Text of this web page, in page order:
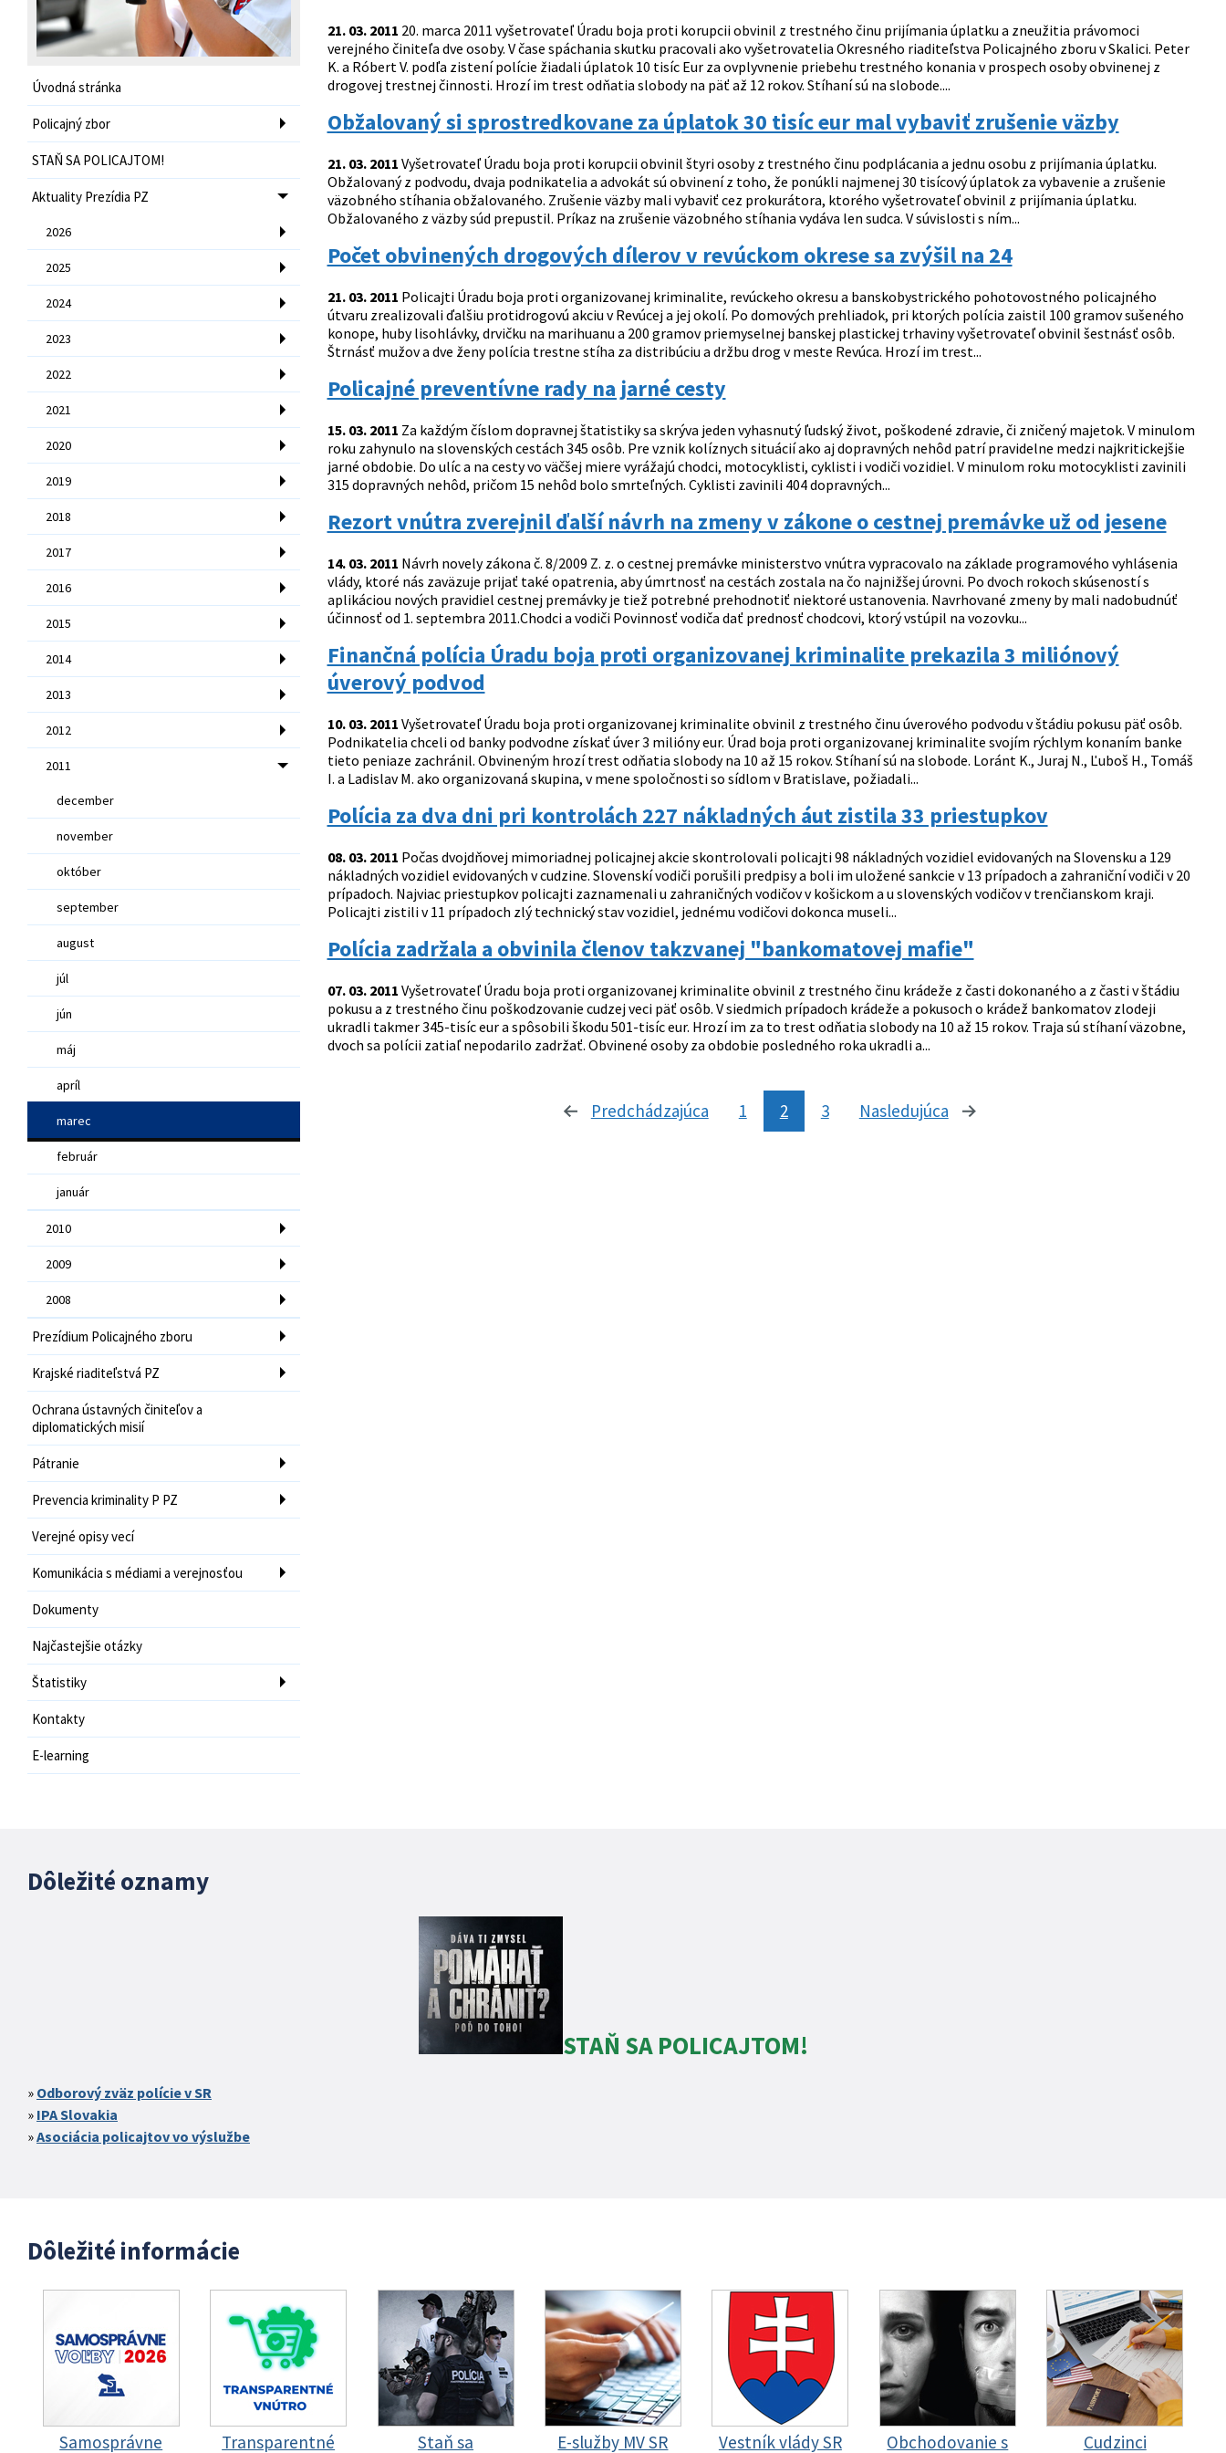
Úvodná stránka
Policajný zbor
STAŇ SA POLICAJTOM!
Aktuality Prezídia PZ
2026
2025
2024
2023
2022
2021
2020
2019
2018
2017
2016
2015
2014
2013
2012
2011
december
november
október
september
august
júl
jún
máj
apríl
marec
február
január
2010
2009
2008
Prezídium Policajného zboru
Krajské riaditeľstvá PZ
Ochrana ústavných činiteľov a
diplomatických misií
Pátranie
Prevencia kriminality P PZ
Verejné opisy vecí
Komunikácia s médiami a verejnosťou
Dokumenty
Najčastejšie otázky
Štatistiky
Kontakty
E-learning
21. 03. 2011 20. marca 2011 vyšetrovateľ Úradu boja proti korupcii obvinil z trestného činu prijímania úplatku a zneužitia právomoci
verejného činiteľa dve osoby. V čase spáchania skutku pracovali ako vyšetrovatelia Okresného riaditeľstva Policajného zboru v Skalici. Peter
K. a Róbert V. podľa zistení polície žiadali úplatok 10 tisíc Eur za ovplyvnenie priebehu trestného konania v prospech osoby obvinenej z
drogovej trestnej činnosti. Hrozí im trest odňatia slobody na päť až 12 rokov. Stíhaní sú na slobode....
Obžalovaný si sprostredkovane za úplatok 30 tisíc eur mal vybaviť zrušenie väzby
21. 03. 2011 Vyšetrovateľ Úradu boja proti korupcii obvinil štyri osoby z trestného činu podplácania a jednu osobu z prijímania úplatku.
Obžalovaný z podvodu, dvaja podnikatelia a advokát sú obvinení z toho, že ponúkli najmenej 30 tisícový úplatok za vybavenie a zrušenie
väzobného stíhania obžalovaného. Zrušenie väzby mali vybaviť cez prokurátora, ktorého vyšetrovateľ obvinil z prijímania úplatku.
Obžalovaného z väzby súd prepustil. Príkaz na zrušenie väzobného stíhania vydáva len sudca. V súvislosti s ním...
Počet obvinených drogových dílerov v revúckom okrese sa zvýšil na 24
21. 03. 2011 Policajti Úradu boja proti organizovanej kriminalite, revúckeho okresu a banskobystrického pohotovostného policajného
útvaru zrealizovali ďalšiu protidrogovú akciu v Revúcej a jej okolí. Po domových prehliadok, pri ktorých polícia zaistil 100 gramov sušeného
konope, huby lisohlávky, drvičku na marihuanu a 200 gramov priemyselnej banskej plastickej trhaviny vyšetrovateľ obvinil šestnásť osôb.
Štrnásť mužov a dve ženy polícia trestne stíha za distribúciu a držbu drog v meste Revúca. Hrozí im trest...
Policajné preventívne rady na jarné cesty
15. 03. 2011 Za každým číslom dopravnej štatistiky sa skrýva jeden vyhasnutý ľudský život, poškodené zdravie, či zničený majetok. V minulom
roku zahynulo na slovenských cestách 345 osôb. Pre vznik kolíznych situácií ako aj dopravných nehôd patrí pravidelne medzi najkritickejšie
jarné obdobie. Do ulíc a na cesty vo väčšej miere vyrážajú chodci, motocyklisti, cyklisti i vodiči vozidiel. V minulom roku motocyklisti zavinili
315 dopravných nehôd, pričom 15 nehôd bolo smrteľných. Cyklisti zavinili 404 dopravných...
Rezort vnútra zverejnil ďalší návrh na zmeny v zákone o cestnej premávke už od jesene
14. 03. 2011 Návrh novely zákona č. 8/2009 Z. z. o cestnej premávke ministerstvo vnútra vypracovalo na základe programového vyhlásenia
vlády, ktoré nás zaväzuje prijať také opatrenia, aby úmrtnosť na cestách zostala na čo najnižšej úrovni. Po dvoch rokoch skúseností s
aplikáciou nových pravidiel cestnej premávky je tiež potrebné prehodnotiť niektoré ustanovenia. Navrhované zmeny by mali nadobudnúť
účinnosť od 1. septembra 2011.Chodci a vodiči Povinnosť vodiča dať prednosť chodcovi, ktorý vstúpil na vozovku...
Finančná polícia Úradu boja proti organizovanej kriminalite prekazila 3 miliónový
úverový podvod
10. 03. 2011 Vyšetrovateľ Úradu boja proti organizovanej kriminalite obvinil z trestného činu úverového podvodu v štádiu pokusu päť osôb.
Podnikatelia chceli od banky podvodne získať úver 3 milióny eur. Úrad boja proti organizovanej kriminalite svojím rýchlym konaním banke
tieto peniaze zachránil. Obvineným hrozí trest odňatia slobody na 10 až 15 rokov. Stíhaní sú na slobode. Loránt K., Juraj N., Ľuboš H., Tomáš
I. a Ladislav M. ako organizovaná skupina, v mene spoločnosti so sídlom v Bratislave, požiadali...
Polícia za dva dni pri kontrolách 227 nákladných áut zistila 33 priestupkov
08. 03. 2011 Počas dvojdňovej mimoriadnej policajnej akcie skontrolovali policajti 98 nákladných vozidiel evidovaných na Slovensku a 129
nákladných vozidiel evidovaných v cudzine. Slovenskí vodiči porušili predpisy a boli im uložené sankcie v 13 prípadoch a zahraniční vodiči v 20
prípadoch. Najviac priestupkov policajti zaznamenali u zahraničných vodičov v košickom a u slovenských vodičov v trenčianskom kraji.
Policajti zistili v 11 prípadoch zlý technický stav vozidiel, jednému vodičovi dokonca museli...
Polícia zadržala a obvinila členov takzvanej "bankomatovej mafie"
07. 03. 2011 Vyšetrovateľ Úradu boja proti organizovanej kriminalite obvinil z trestného činu krádeže z časti dokonaného a z časti v štádiu
pokusu a z trestného činu poškodzovanie cudzej veci päť osôb. V siedmich prípadoch krádeže a pokusoch o krádež bankomatov zlodeji
ukradli takmer 345-tisíc eur a spôsobili škodu 501-tisíc eur. Hrozí im za to trest odňatia slobody na 10 až 15 rokov. Traja sú stíhaní väzobne,
dvoch sa polícii zatiaľ nepodarilo zadržať. Obvinené osoby za obdobie posledného roka ukradli a...
Predchádzajúca stránka
1 2 3 Nasledujúca stránka
Dôležité oznamy
STAŇ SA POLICAJTOM!
Odborový zväz polície v SR
IPA Slovakia
Asociácia policajtov vo výslužbe
Dôležité informácie
Samosprávne
Transparentné
Staň sa
E-služby MV SR Vestník vlády SR
Obchodovanie s
Cudzinci